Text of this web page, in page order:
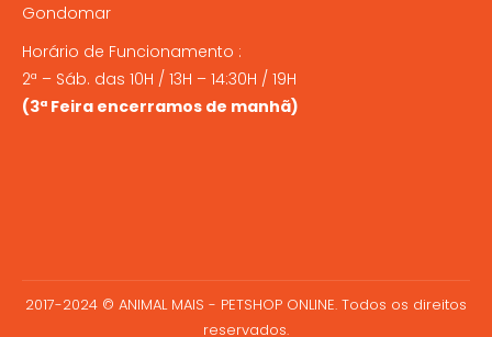
Gondomar
Horário de Funcionamento :
2ª – Sáb. das 10H / 13H – 14:30H / 19H
(3ª Feira encerramos de manhã)
2017-2024 © ANIMAL MAIS - PETSHOP ONLINE. Todos os direitos
reservados.